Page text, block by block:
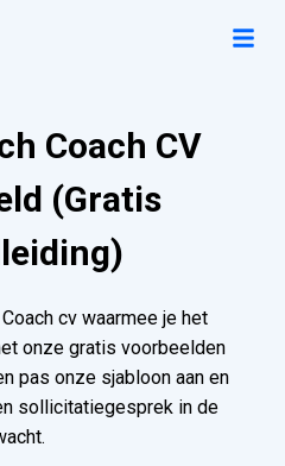
Coach CV
(Gratis
cv waarmee je het
onze gratis voorbeelden
pas onze sjabloon aan en
sollicitatiegesprek in de